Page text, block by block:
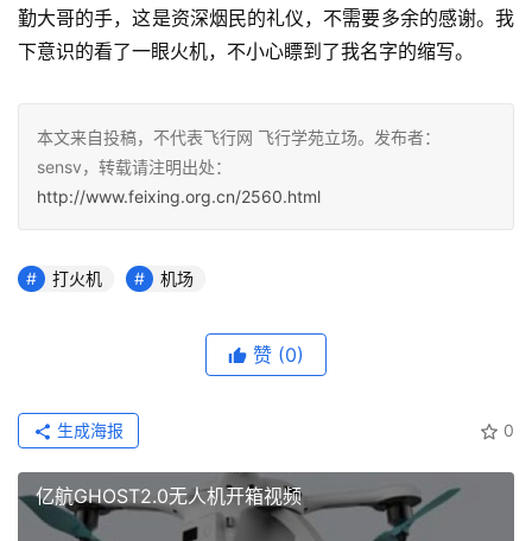
勤大哥的手，这是资深烟民的礼仪，不需要多余的感谢。我
下意识的看了一眼火机，不小心瞟到了我名字的缩写。
本文来自投稿，不代表飞行网 飞行学苑立场。发布者：
sensv，转载请注明出处：
http://www.feixing.org.cn/2560.html
打火机 机场
赞 (0)
0
生成海报
亿航GHOST2.0无人机开箱视频